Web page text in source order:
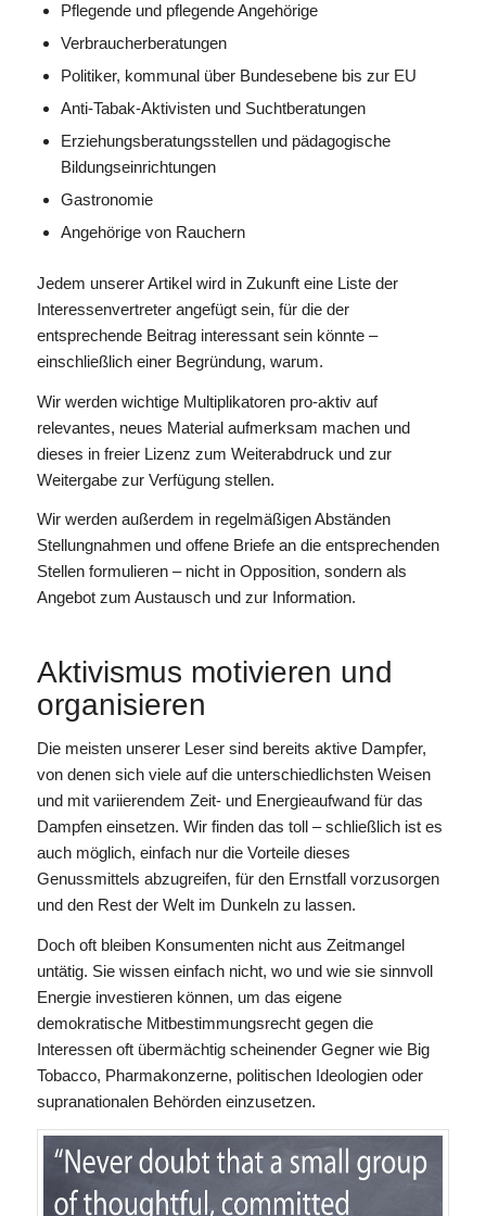
Pflegende und pflegende Angehörige
Verbraucherberatungen
Politiker, kommunal über Bundesebene bis zur EU
Anti-Tabak-Aktivisten und Suchtberatungen
Erziehungsberatungsstellen und pädagogische
Bildungseinrichtungen
Gastronomie
Angehörige von Rauchern
Jedem unserer Artikel wird in Zukunft eine Liste der
Interessenvertreter angefügt sein, für die der
entsprechende Beitrag interessant sein könnte –
einschließlich einer Begründung, warum.
Wir werden wichtige Multiplikatoren pro-aktiv auf
relevantes, neues Material aufmerksam machen und
dieses in freier Lizenz zum Weiterabdruck und zur
Weitergabe zur Verfügung stellen.
Wir werden außerdem in regelmäßigen Abständen
Stellungnahmen und offene Briefe an die entsprechenden
Stellen formulieren – nicht in Opposition, sondern als
Angebot zum Austausch und zur Information.
Aktivismus motivieren und
organisieren
Die meisten unserer Leser sind bereits aktive Dampfer,
von denen sich viele auf die unterschiedlichsten Weisen
und mit variierendem Zeit- und Energieaufwand für das
Dampfen einsetzen. Wir finden das toll – schließlich ist es
auch möglich, einfach nur die Vorteile dieses
Genussmittels abzugreifen, für den Ernstfall vorzusorgen
und den Rest der Welt im Dunkeln zu lassen.
Doch oft bleiben Konsumenten nicht aus Zeitmangel
untätig. Sie wissen einfach nicht, wo und wie sie sinnvoll
Energie investieren können, um das eigene
demokratische Mitbestimmungsrecht gegen die
Interessen oft übermächtig scheinender Gegner wie Big
Tobacco, Pharmakonzerne, politischen Ideologien oder
supranationalen Behörden einzusetzen.